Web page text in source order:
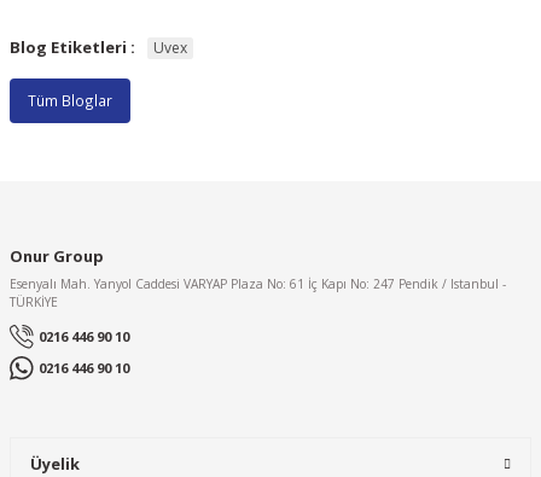
Blog Etiketleri : Uvex
Tüm Bloglar
Onur Group
Esenyalı Mah. Yanyol Caddesi VARYAP Plaza No: 61 İç Kapı No: 247 Pendik / Istanbul -
TÜRKİYE
0216 446 90 10
0216 446 90 10
Üyelik